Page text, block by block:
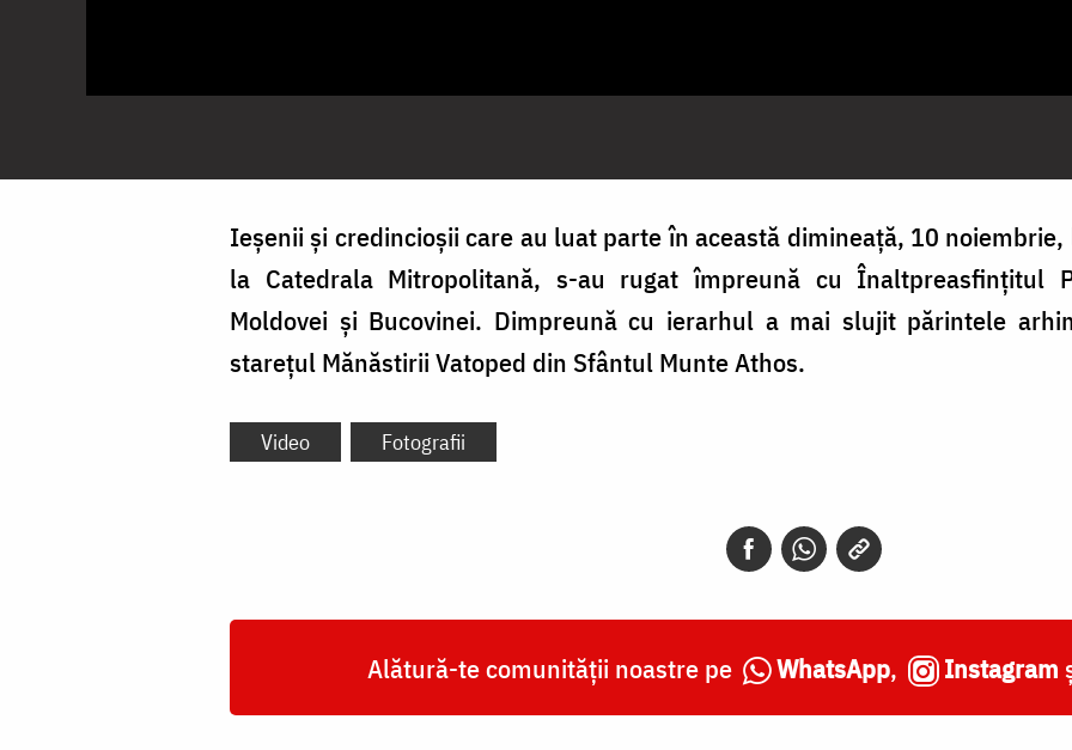
Ieșenii și credincioșii care au luat parte în această dimineață, 10
la Catedrala Mitropolitană, s-au rugat împreună cu Înaltpreasfințitul
Moldovei și Bucovinei. Dimpreună cu ierarhul a mai slujit părintele
starețul Mănăstirii Vatoped din Sfântul Munte Athos.
Video Fotografii
Alătură-te comunității noastre pe WhatsApp, Instagram